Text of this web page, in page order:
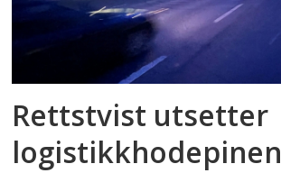
Rettstvist utsetter
logistikkhodepinen